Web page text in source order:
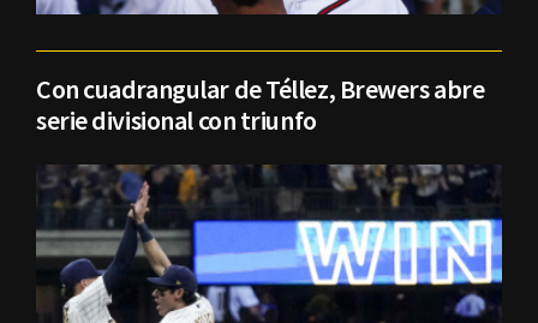
Con cuadrangular de Téllez, Brewers abre
serie divisional con triunfo